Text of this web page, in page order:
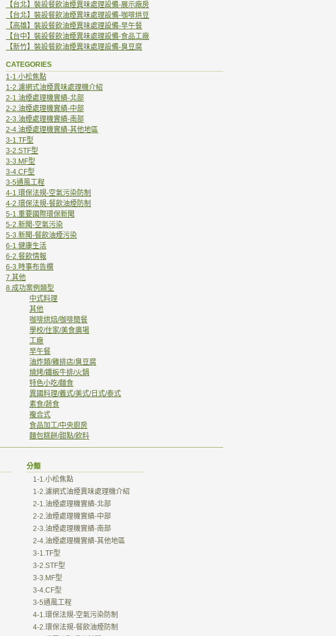
【台北】裝設餐飲油煙異味處理設備-展示廠房
【台北】裝設餐飲油煙異味處理設備-咖啡烘豆
【高雄】裝設餐飲油煙異味處理設備-早午餐
【台中】裝設餐飲油煙異味處理設備-食品工廠
【新竹】裝設餐飲油煙異味處理設備-臭豆腐
CATEGORIES
1-1.小松焦點
1-2.濾網式油煙異味處理機介紹
2-1.油煙處理機實績-北部
2-2.油煙處理機實績-中部
2-3.油煙處理機實績-南部
2-4.油煙處理機實績-其他地區
3-1.TF型
3-2.STF型
3-3.MF型
3-4.CF型
3-5通風工程
4-1.環保法規-空氣污染防制
4-2.環保法規-餐飲油煙防制
5-1.重要國際環保新聞
5-2.新聞-空氣污染
5-3.新聞-餐飲油煙污染
6-1.健康生活
6-2.餐飲情報
6-3.時事布告欄
7.其他
8.成功案例類型
中式料理
其他
咖啡烘焙/咖啡簡餐
學校/住家/美食廣場
工廠
早午餐
油炸類/雞排店/臭豆腐
燒烤/鐵板牛排/火鍋
特色小吃/麵食
異國料理/義式/美式/日式/泰式
素食/蔬食
複合式
食品加工/中央廚房
麵包糕餅/甜點/飲料
分類
1-1.小松焦點
1-2.濾網式油煙異味處理機介紹
2-1.油煙處理機實績-北部
2-2.油煙處理機實績-中部
2-3.油煙處理機實績-南部
2-4.油煙處理機實績-其他地區
3-1.TF型
3-2.STF型
3-3.MF型
3-4.CF型
3-5通風工程
4-1.環保法規-空氣污染防制
4-2.環保法規-餐飲油煙防制